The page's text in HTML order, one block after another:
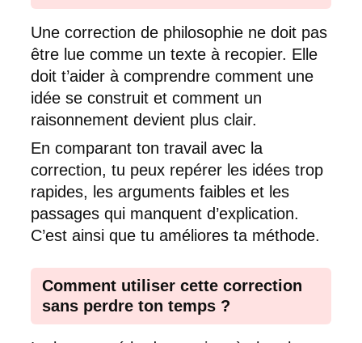
Une correction de philosophie ne doit pas
être lue comme un texte à recopier. Elle
doit t’aider à comprendre comment une
idée se construit et comment un
raisonnement devient plus clair.
En comparant ton travail avec la
correction, tu peux repérer les idées trop
rapides, les arguments faibles et les
passages qui manquent d’explication.
C’est ainsi que tu améliores ta méthode.
Comment utiliser cette correction
sans perdre ton temps ?